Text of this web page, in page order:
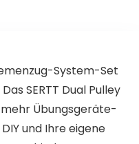
System-Set
SERTT Dual Pulley
Übungsgeräte-
und Ihre eigene